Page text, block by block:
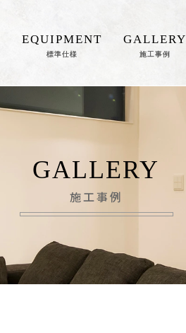
EQUIPMENT
標準仕様
GALLERY
施工事例
GALLERY
施工事例